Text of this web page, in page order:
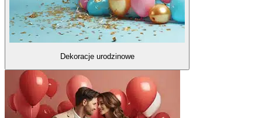
Dekoracje urodzinowe